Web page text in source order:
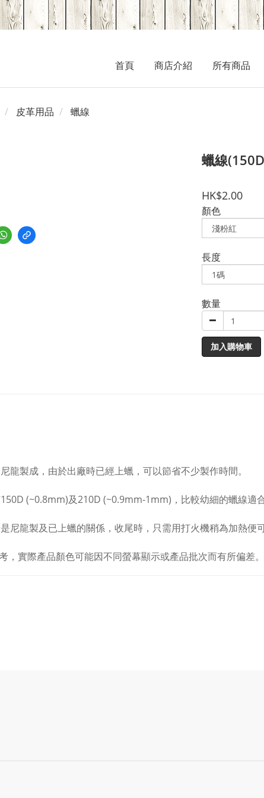
首頁 商店介紹 所有商品
皮革用品 蠟線
蠟線
HK$2.00
顏色
長度
數量
加入購物車
龍製成，由於出廠時已經上蠟，可以節省不少製作時間。
(~0.8mm)及210D (~0.9mm-1mm)，比較幼細的蠟線適
尼龍製及已上蠟的關係，收尾時，只需用打火機稍為加熱便
，實際產品顏色可能因不同螢幕顯示或產品批次而有所偏差。